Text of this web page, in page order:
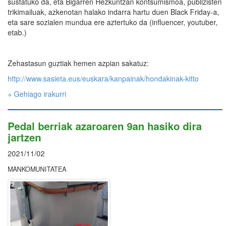
trikimailuak, azkenotan halako indarra hartu duen Black Friday-a,
eta sare sozialen mundua ere aztertuko da (influencer, youtuber,
etab.)
Zehastasun guztiak hemen azpian sakatuz:
http://www.sasieta.eus/euskara/kanpainak/hondakinak-kitto
+ Gehiago irakurri
Pedal berriak azaroaren 9an hasiko dira
jartzen
2021/11/02
MANKOMUNITATEA